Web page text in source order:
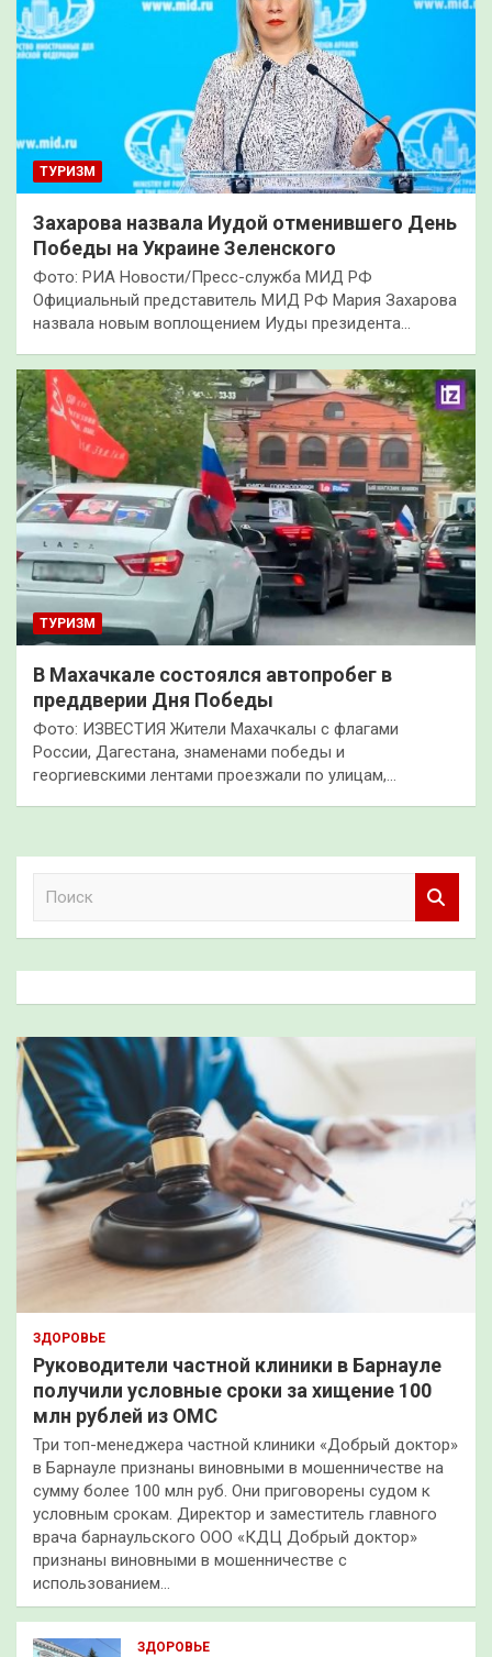
ТУРИЗМ
Захарова назвала Иудой отменившего День
Победы на Украине Зеленского
Фото: РИА Новости/Пресс-служба МИД РФ
Официальный представитель МИД РФ Мария Захарова
назвала новым воплощением Иуды президента…
ТУРИЗМ
В Махачкале состоялся автопробег в
преддверии Дня Победы
Фото: ИЗВЕСТИЯ Жители Махачкалы с флагами
России, Дагестана, знаменами победы и
георгиевскими лентами проезжали по улицам,…
к
ЗДОРОВЬЕ
Руководители частной клиники в Барнауле
получили условные сроки за хищение 100
млн рублей из ОМС
Три топ-менеджера частной клиники «Добрый доктор»
в Барнауле признаны виновными в мошенничестве на
сумму более 100 млн руб. Они приговорены судом к
условным срокам. Директор и заместитель главного
врача барнаульского ООО «КДЦ Добрый доктор»
признаны виновными в мошенничестве с
использованием…
ЗДОРОВЬЕ